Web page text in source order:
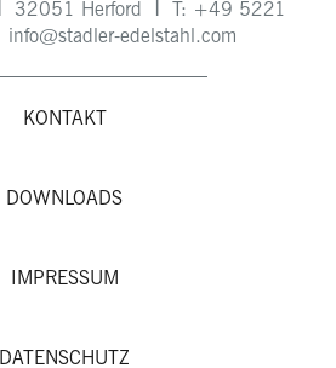
32051 Herford T: +49 5221
info@stadler-edelstahl.com
KONTAKT
DOWNLOADS
IMPRESSUM
DATENSCHUTZ